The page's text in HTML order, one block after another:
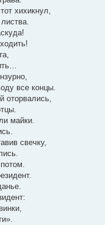
хихикнул,
все концы.
оторвались,
майки.
свечку,